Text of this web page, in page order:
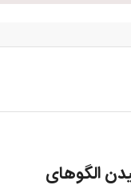
الگوهای